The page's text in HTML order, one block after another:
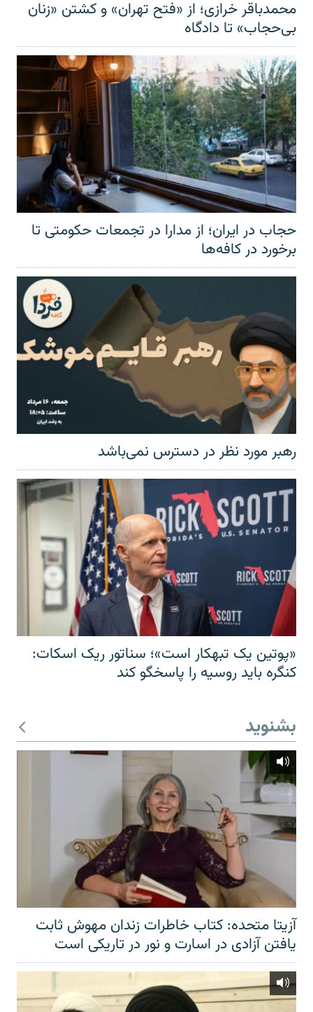
محمدباقر خرازی؛ از «فتح تهران» و کشتن «زنان
بی‌حجاب» تا دادگاه
حجاب در ایران؛ از مدارا در تجمعات حکومتی تا
برخورد در کافه‌ها
رهبر مورد نظر در دسترس نمی‌باشد
«پوتین یک تبهکار است»؛ سناتور ریک اسکات:
کنگره باید روسیه را پاسخگو کند
بشنوید
آزیتا متحده: کتاب خاطرات زندان مهوش ثابت
یافتن آزادی در اسارت و نور در تاریکی است